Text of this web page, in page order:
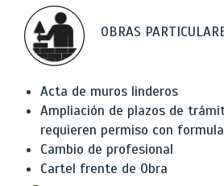
OBRAS
Acta de muros linderos
Ampliación de plazos de
requieren permiso con
Cambio de profesional
Cartel frente de Obra